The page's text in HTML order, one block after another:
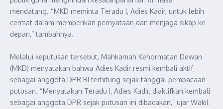
mendatang. “MKD meminta Teradu I, Adies Kadir, untuk lebih
cermat dalam memberikan pernyataan dan menjaga sikap ke
depan,” tambahnya.
Melalui keputusan tersebut, Mahkamah Kehormatan Dewan
(MKD) menyatakan bahwa Adies Kadir resmi kembali aktif
sebagai anggota DPR RI terhitung sejak tanggal pembacaan
putusan. “Menyatakan Teradu I, Adies Kadir, diaktifkan kembali
sebagai anggota DPR sejak putusan ini dibacakan,” ujar Wakil